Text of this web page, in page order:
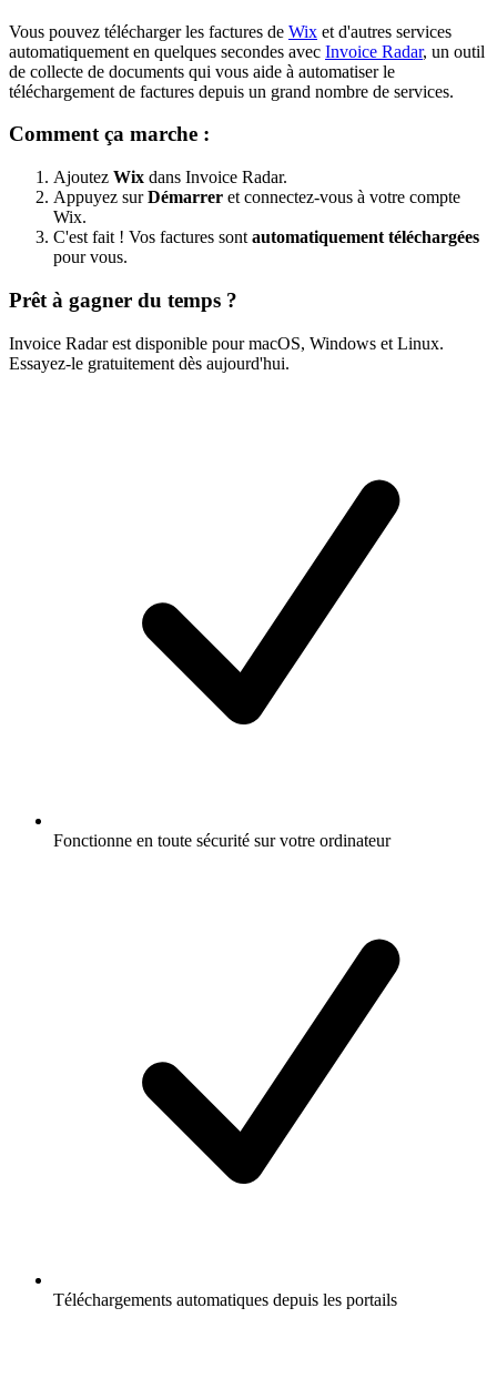
Vous pouvez télécharger les factures de Wix et d'autres services
automatiquement en quelques secondes avec Invoice Radar, un outil
de collecte de documents qui vous aide à automatiser le
téléchargement de factures depuis un grand nombre de services.
Comment ça marche :
Ajoutez Wix dans Invoice Radar.
Appuyez surDémarrer et connectez-vous à votre compte
Wix.
C'est fait ! Vos factures sont automatiquement téléchargées
pour vous.
Prêt à gagner du temps ?
Invoice Radar est disponible pour macOS, Windows et Linux.
Essayez-le gratuitement dès aujourd'hui.
Fonctionne en toute sécurité sur votre ordinateur
Téléchargements automatiques depuis les portails